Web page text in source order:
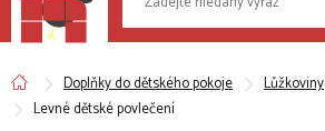
Doplňky do dětského pokoje Lůžkoviny
Levné dětské povlečení